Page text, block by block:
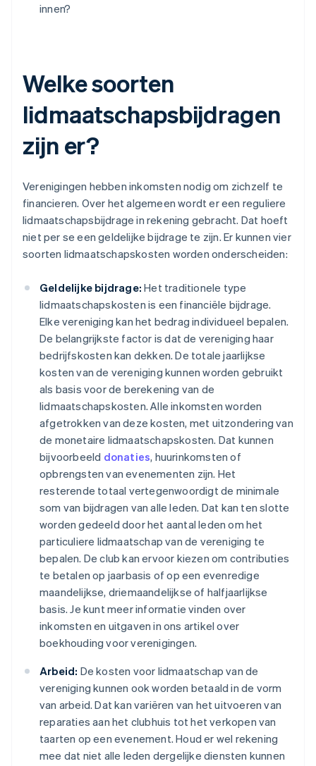
innen?
Welke soorten
lidmaatschapsbijdragen
zijn er?
Verenigingen hebben inkomsten nodig om zichzelf te
financieren. Over het algemeen wordt er een reguliere
lidmaatschapsbijdrage in rekening gebracht. Dat hoeft
niet per se een geldelijke bijdrage te zijn. Er kunnen vier
soorten lidmaatschapskosten worden onderscheiden:
Geldelijke bijdrage: Het traditionele type
lidmaatschapskosten is een financiële bijdrage.
Elke vereniging kan het bedrag individueel bepalen.
De belangrijkste factor is dat de vereniging haar
bedrijfskosten kan dekken. De totale jaarlijkse
kosten van de vereniging kunnen worden gebruikt
als basis voor de berekening van de
lidmaatschapskosten. Alle inkomsten worden
afgetrokken van deze kosten, met uitzondering van
de monetaire lidmaatschapskosten. Dat kunnen
bijvoorbeeld donaties, huurinkomsten of
opbrengsten van evenementen zijn. Het
resterende totaal vertegenwoordigt de minimale
som van bijdragen van alle leden. Dat kan ten slotte
worden gedeeld door het aantal leden om het
particuliere lidmaatschap van de vereniging te
bepalen. De club kan ervoor kiezen om contributies
te betalen op jaarbasis of op een evenredige
maandelijkse, driemaandelijkse of halfjaarlijkse
basis. Je kunt meer informatie vinden over
inkomsten en uitgaven in ons artikel over
boekhouding voor verenigingen.
Arbeid: De kosten voor lidmaatschap van de
vereniging kunnen ook worden betaald in de vorm
van arbeid. Dat kan variëren van het uitvoeren van
reparaties aan het clubhuis tot het verkopen van
taarten op een evenement. Houd er wel rekening
mee dat niet alle leden dergelijke diensten kunnen